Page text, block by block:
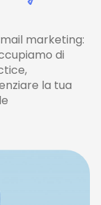
marketing:
di
la tua